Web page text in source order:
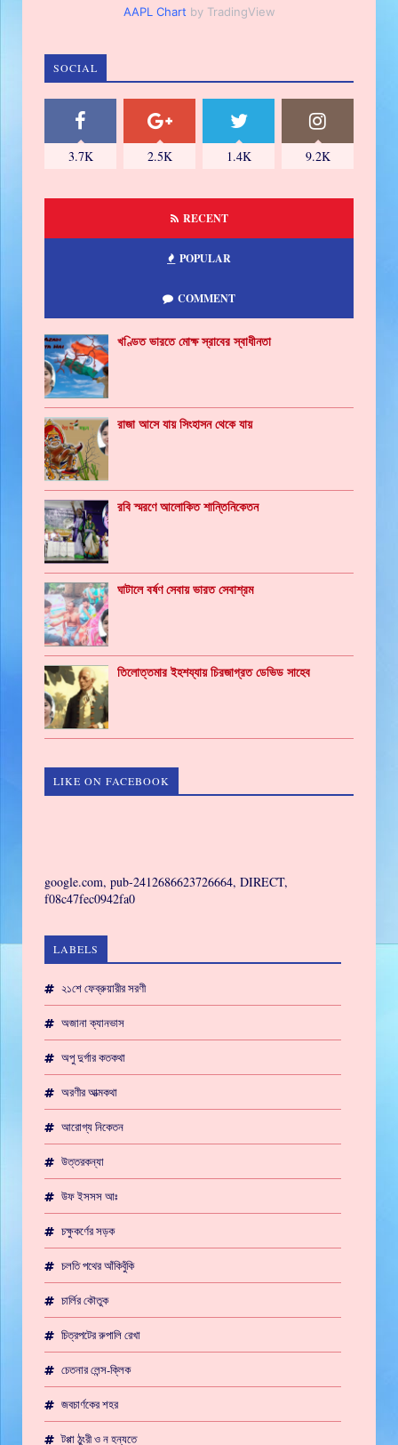
AAPL Chart by TradingView
SOCIAL
3.7K 2.5K 1.4K 9.2K
RECENT
POPULAR
COMMENT
খণ্ডিত ভারতে মোক্ষ স্রাবের স্বাধীনতা
রাজা আসে যায় সিংহাসন থেকে যায়
রবি স্মরণে আলোকিত শান্তিনিকেতন
ঘাটালে বর্ষণ সেবায় ভারত সেবাশ্রম
তিলোত্তমার ইহশয্যায় চিরজাগ্রত ডেভিড সাহেব
LIKE ON FACEBOOK
google.com, pub-2412686623726664, DIRECT,
f08c47fec0942fa0
LABELS
২১শে ফেব্রুয়ারীর সরণী
অজানা ক্যানভাস
অপু দুর্গার কতকথা
অরণীর আত্মকথা
আরোগ্য নিকেতন
উত্তরকন্যা
উফ ইসসস আঃ
চক্ষুকর্ণের সড়ক
চলতি পথের আঁকিবুঁকি
চার্লির কৌতুক
চিত্রপটের রুপালি রেখা
চেতনার লেন্স-ক্লিক
জবচার্ণকের শহর
টপ্পা ঠুংরী ও ন হন্যতে